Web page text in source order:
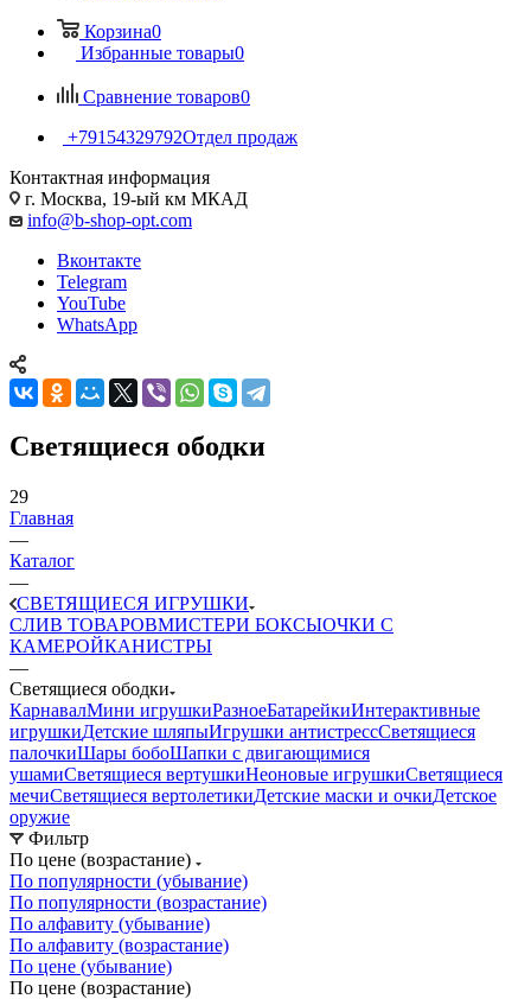
Корзина0
Избранные товары0
Сравнение товаров0
+79154329792Отдел продаж
Контактная информация
г. Москва, 19-ый км МКАД
info@b-shop-opt.com
Вконтакте
Telegram
YouTube
WhatsApp
Светящиеся ободки
29
Главная
—
Каталог
—
СВЕТЯЩИЕСЯ ИГРУШКИ
CЛИВ ТОВАРОВМИСТЕРИ БОКСЫОЧКИ С
КАМЕРОЙКАНИСТРЫ
—
Светящиеся ободки
КарнавалМини игрушкиРазноеБатарейкиИнтерактивные
игрушкиДетские шляпыИгрушки антистрессСветящиеся
палочкиШары бобоШапки с двигающимися
ушамиСветящиеся вертушкиНеоновые игрушкиСветящиеся
мечиСветящиеся вертолетикиДетские маски и очкиДетское
оружие
Фильтр
По цене (возрастание)
По популярности (убывание)
По популярности (возрастание)
По алфавиту (убывание)
По алфавиту (возрастание)
По цене (убывание)
По цене (возрастание)